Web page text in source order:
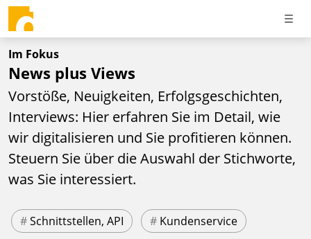
Im Fokus
News plus Views
Vorstöße, Neuigkeiten, Erfolgsgeschichten,
Interviews: Hier erfahren Sie im Detail, wie
wir digitalisieren und Sie profitieren können.
Steuern Sie über die Auswahl der Stichworte,
was Sie interessiert.
#Schnittstellen, API # Kundenservice